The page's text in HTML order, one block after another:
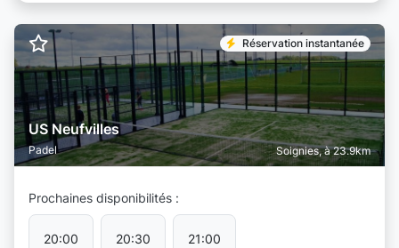
Réservation instantanée
US Neufvilles
Padel Soignies, à 23.9km
Prochaines disponibilités :
20:00 20:30 21:00